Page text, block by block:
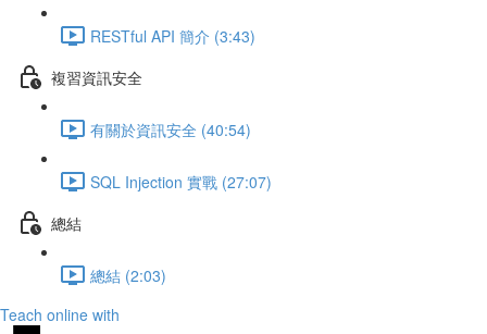
RESTful API 簡介 (3:43)
複習資訊安全
有關於資訊安全 (40:54)
SQL Injection 實戰 (27:07)
總結
總結 (2:03)
Teach online with